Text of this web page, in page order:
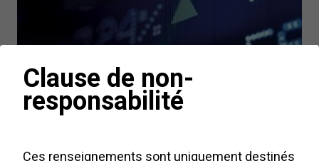
Clause de non-
responsabilité
Ces renseignements sont uniquement destinés